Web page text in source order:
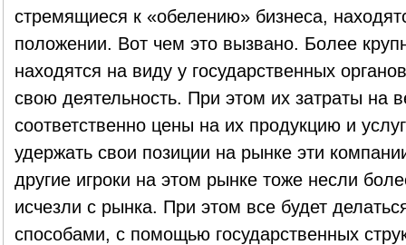
стремящиеся к «обелению» бизнеса,
положении. Вот чем это вызвано. Более
находятся на виду у государственных
свою деятельность. При этом их затраты на
соответственно цены на их продукцию и
удержать свои позиции на рынке эти
другие игроки на этом рынке тоже несли
исчезли с рынка. При этом все будет
способами, с помощью государственных